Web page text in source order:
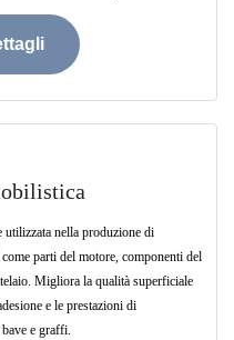
utilizzata nella produzione di
parti del motore, componenti del
Migliora la qualità superficiale
e le prestazioni di
e graffi.